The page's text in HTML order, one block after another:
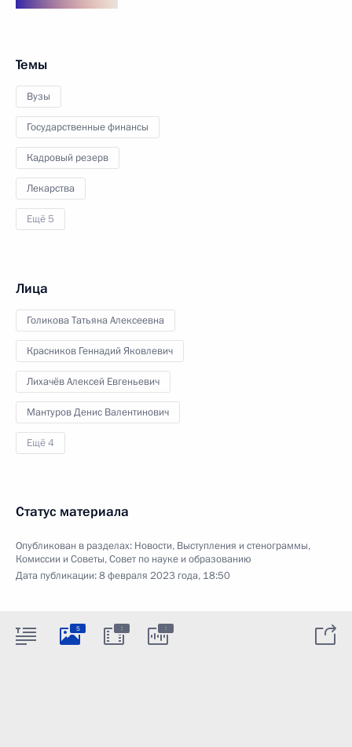
Темы
Вузы
Государственные финансы
Кадровый резерв
Лекарства
Ещё 5
Лица
Голикова Татьяна Алексеевна
Красников Геннадий Яковлевич
Лихачёв Алексей Евгеньевич
Мантуров Денис Валентинович
Ещё 4
Статус материала
Опубликован в разделах: Новости, Выступления и стенограммы,
Комиссии и Советы,Совет по науке и образованию
Дата публикации:8 февраля 2023 года, 18:50
5 : :